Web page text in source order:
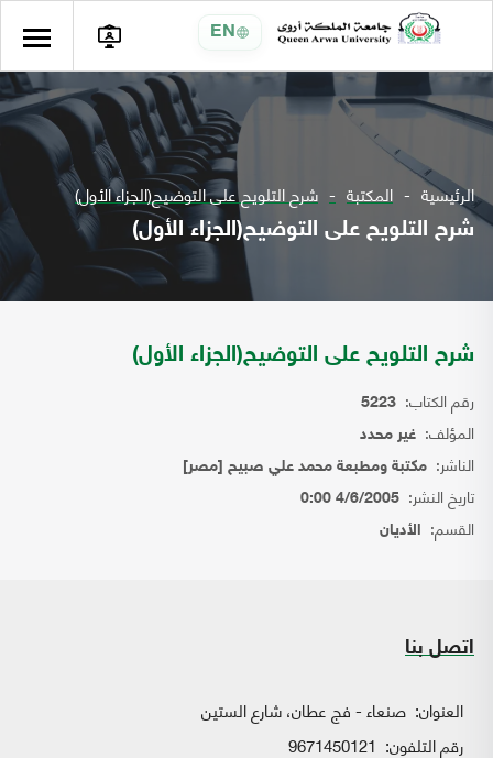
EN
الرئيسية المكتبة شرح التلويح على التوضيح(الجزاء الأول)
شرح التلويح على التوضيح(الجزاء الأول)
شرح التلويح على التوضيح(الجزاء الأول)
رقم الكتاب: 5223
المؤلف: غير محدد
الناشر: مكتبة ومطبعة محمد علي صبيح [مصر]
تاريخ النشر: 4/6/2005 0:00
القسم: الأديان
اتصل بنا
العنوان: صنعاء - فج عطان، شارع الستين
رقم التلفون: 9671450121